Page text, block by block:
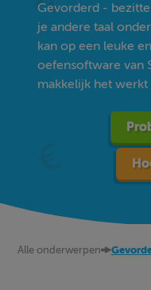
Gevorderd -
je andere taal
kan op een leuke
oefensoftware van
makkelijk het
Alle onderwerpen